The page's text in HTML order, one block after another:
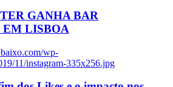
GANHA BAR
LISBOA
wp-
11/instagram-335x256.jpg